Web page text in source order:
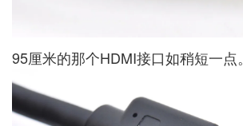
95厘米的那个HDMI接口如稍短一点。